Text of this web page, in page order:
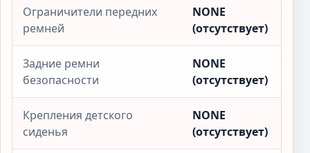
Ограничители передних
ремней
NONE
(отсутствует)
Задние ремни
безопасности
NONE
(отсутствует)
Крепления детского
сиденья
NONE
(отсутствует)